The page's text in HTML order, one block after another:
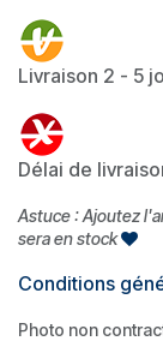
Livraison 2 - 5
Délai de
Astuce : Ajoutez
sera en stock
Conditions
Photo non